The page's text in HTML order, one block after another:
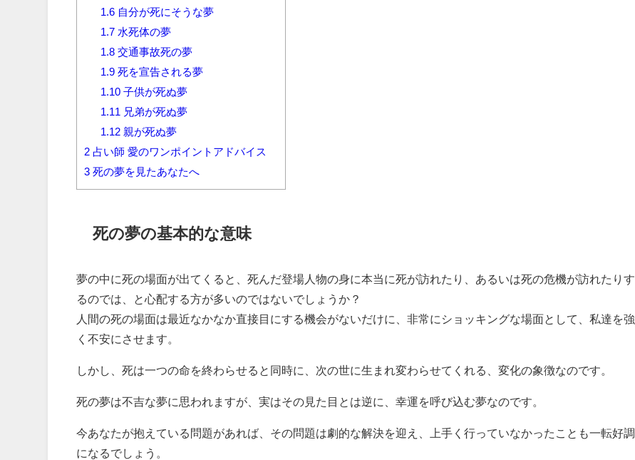
1.6 自分が死にそうな夢
1.7 水死体の夢
1.8 交通事故死の夢
1.9 死を宣告される夢
1.10 子供が死ぬ夢
1.11 兄弟が死ぬ夢
1.12 親が死ぬ夢
2 占い師 愛のワンポイントアドバイス
3 死の夢を見たあなたへ
死の夢の基本的な意味
夢の中に死の場面が出てくると、死んだ登場人物の身に本当に死が訪れたり、あるいは死の危機が訪れたりす
るのでは、と心配する方が多いのではないでしょうか？
人間の死の場面は最近なかなか直接目にする機会がないだけに、非常にショッキングな場面として、私達を強
く不安にさせます。
しかし、死は一つの命を終わらせると同時に、次の世に生まれ変わらせてくれる、変化の象徴なのです。
死の夢は不吉な夢に思われますが、実はその見た目とは逆に、幸運を呼び込む夢なのです。
今あなたが抱えている問題があれば、その問題は劇的な解決を迎え、上手く行っていなかったことも一転好調
になるでしょう。